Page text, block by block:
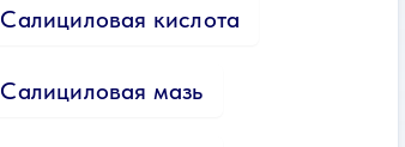
Салициловая кислота
Салициловая мазь